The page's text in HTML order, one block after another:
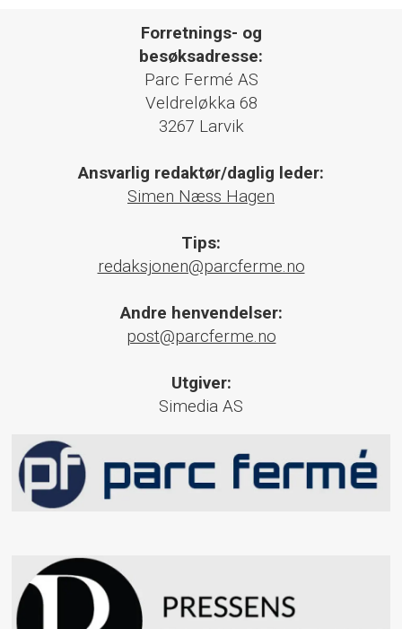
Forretnings- og
besøksadresse:
Parc Fermé AS
Veldreløkka 68
3267 Larvik
Ansvarlig redaktør/daglig leder:
Simen Næss Hagen
Tips:
redaksjonen@parcferme.no
Andre henvendelser:
post@parcferme.no
Utgiver:
Simedia AS